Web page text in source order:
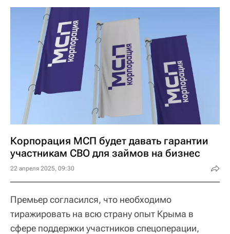
Корпорация МСП будет давать гарантии
участникам СВО для займов на бизнес
22 апреля 2025, 09:30
Премьер согласился, что необходимо
тиражировать на всю страну опыт Крыма в
сфере поддержки участников спецоперации,